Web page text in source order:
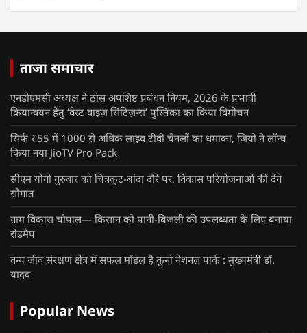
ताजा समाचार
एनडीएमसी अध्यक्ष ने ठोस अपशिष्ट प्रबंधन नियम, 2026 के प्रभावी
क्रियान्वयन हेतु ‘वेस्ट वाइज़ सिटिज़न्स’ पुस्तिका का किया विमोचन
सिर्फ ₹55 में 1000 से अधिक लाइव टीवी चैनलों का धमाका, जियो ने लॉन्च
किया नया JioTV Pro Pack
सीएम योगी गुरुवार को चित्रकूट-बांदा दौरे पर, विकास परियोजनाओं की देंगे
सौगात
ग्राम विकास चौपाल— किसान को पानी-बिजली की उपलब्धता के लिए बनाया
रोडमैप
वन्य जीव संरक्षण क्षेत्र में सफल मॉडल है कूनो नेशनल पार्क : मुख्यमंत्री डॉ.
यादव
Popular News